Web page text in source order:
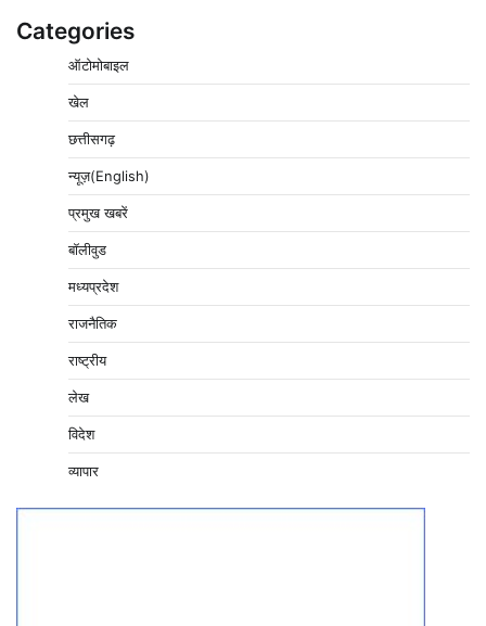
Categories
ऑटोमोबाइल
खेल
छत्तीसगढ़
न्यूज़(English)
प्रमुख खबरें
बॉलीवुड
मध्यप्रदेश
राजनैतिक
राष्ट्रीय
लेख
विदेश
व्यापार